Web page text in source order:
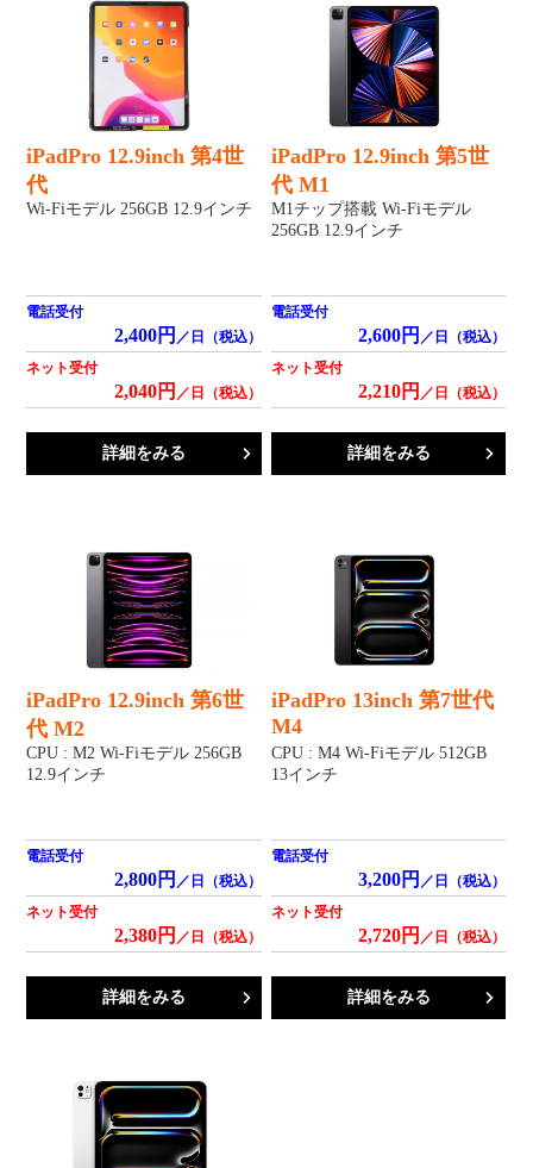
iPadPro 12.9inch 第4世
代
Wi-Fiモデル 256GB 12.9インチ
電話受付
2,400円 ／日（税込）
ネット受付
2,040円 ／日（税込）
詳細をみる
iPadPro 12.9inch 第5世
代 M1
M1チップ搭載 Wi-Fiモデル
256GB 12.9インチ
電話受付
2,600円 ／日（税込）
ネット受付
2,210円 ／日（税込）
詳細をみる
iPadPro 12.9inch 第6世
代 M2
CPU : M2 Wi-Fiモデル 256GB
12.9インチ
電話受付
2,800円 ／日（税込）
ネット受付
2,380円 ／日（税込）
詳細をみる
iPadPro 13inch 第7世代
M4
CPU : M4 Wi-Fiモデル 512GB
13インチ
電話受付
3,200円 ／日（税込）
ネット受付
2,720円 ／日（税込）
詳細をみる